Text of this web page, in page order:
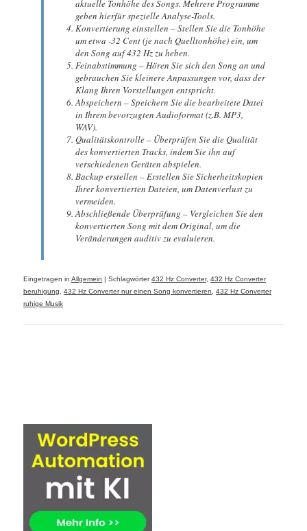
aktuelle Tonhöhe des Songs. Mehrere Programme
geben hierfür spezielle Analyse-Tools.
Konvertierung einstellen – Stellen Sie die Tonhöhe
um etwa -32 Cent (je nach Quelltonhöhe) ein, um
den Song auf 432 Hz zu heben.
Feinabstimmung – Hören Sie sich den Song an und
gebrauchen Sie kleinere Anpassungen vor, dass der
Klang Ihren Vorstellungen entspricht.
Abspeichern – Speichern Sie die bearbeitete Datei
in Ihrem bevorzugten Audioformat (z.B. MP3,
WAV).
Qualitätskontrolle – Überprüfen Sie die Qualität
des konvertierten Tracks, indem Sie ihn auf
verschiedenen Geräten abspielen.
Backup erstellen – Erstellen Sie Sicherheitskopien
Ihrer konvertierten Dateien, um Datenverlust zu
vermeiden.
Abschließende Überprüfung – Vergleichen Sie den
konvertierten Song mit dem Original, um die
Veränderungen auditiv zu evaluieren.
Eingetragen in Allgemein |Schlagwörter 432 Hz Converter,432 Hz Converter
beruhigung ,432 Hz Converter nur einen Song konvertieren ,432 Hz Converter
ruhige Musik